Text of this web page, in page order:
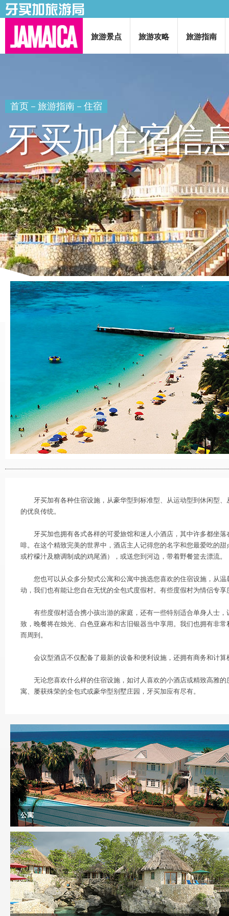
旅游景点 旅游攻略 旅游指南
首页 － 旅游指南 －住宿
牙买加住宿信
牙买加有各种住宿设施，从豪华型到标准型、从运动型到休闲型、
的优良传统。
牙买加也拥有各式各样的可爱旅馆和迷人小酒店，其中许多都坐落
啡。在这个精致完美的世界中，酒店主人记得您的名字和您最爱吃的
或柠檬汁及糖调制成的鸡尾酒），或送您到河边，带着野餐篮去漂流。
您也可以从众多分契式公寓和公寓中挑选您喜欢的住宿设施，从温
动，我们也有能让您自在无忧的全包式度假村。有些度假村为情侣专
有些度假村适合携小孩出游的家庭，还有一些特别适合单身人士，
致，晚餐将在烛光、白色亚麻布和古旧银器当中享用。我们也拥有非
而周到。
会议型酒店不仅配备了最新的设备和便利设施，还拥有商务和计算
无论您喜欢什么样的住宿设施，如讨人喜欢的小酒店或精致高雅的
寓、屡获殊荣的全包式或豪华型别墅庄园，牙买加应有尽有。
公寓